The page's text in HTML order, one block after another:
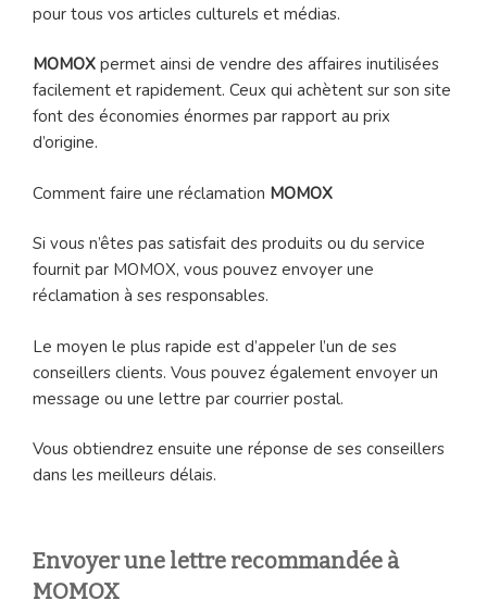
pour tous vos articles culturels et médias.
MOMOX permet ainsi de vendre des affaires inutilisées
facilement et rapidement. Ceux qui achètent sur son site
font des économies énormes par rapport au prix
d’origine.
Comment faire une réclamation MOMOX
Si vous n’êtes pas satisfait des produits ou du service
fournit par MOMOX, vous pouvez envoyer une
réclamation à ses responsables.
Le moyen le plus rapide est d’appeler l’un de ses
conseillers clients. Vous pouvez également envoyer un
message ou une lettre par courrier postal.
Vous obtiendrez ensuite une réponse de ses conseillers
dans les meilleurs délais.
Envoyer une lettre recommandée à
MOMOX